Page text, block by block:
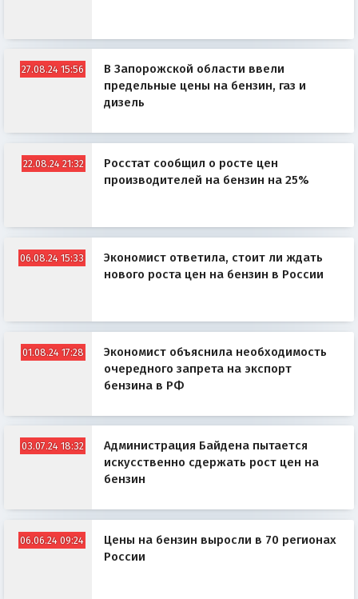
27.08.24 15:56
В Запорожской области ввели
предельные цены на бензин, газ и
дизель
22.08.24 21:32
Росстат сообщил о росте цен
производителей на бензин на 25%
06.08.24 15:33
Экономист ответила, стоит ли ждать
нового роста цен на бензин в России
01.08.24 17:28
Экономист объяснила необходимость
очередного запрета на экспорт
бензина в РФ
03.07.24 18:32
Администрация Байдена пытается
искусственно сдержать рост цен на
бензин
06.06.24 09:24
Цены на бензин выросли в 70 регионах
России